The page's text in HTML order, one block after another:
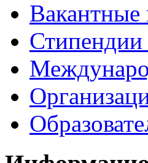
Вакантные